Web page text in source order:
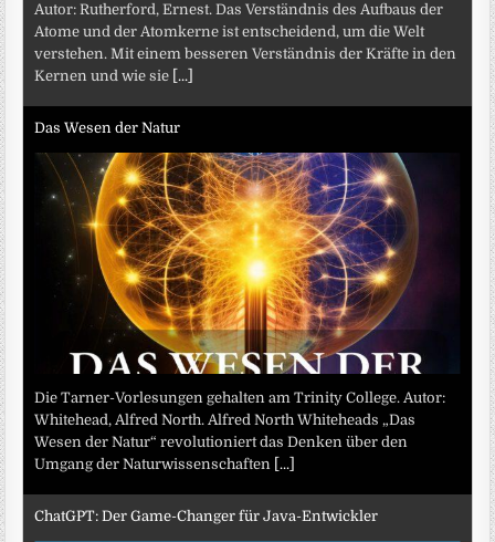
Autor: Rutherford, Ernest. Das Verständnis des Aufbaus der
Atome und der Atomkerne ist entscheidend, um die Welt
verstehen. Mit einem besseren Verständnis der Kräfte in den
Kernen und wie sie [...]
Das Wesen der Natur
Die Tarner-Vorlesungen gehalten am Trinity College. Autor:
Whitehead, Alfred North. Alfred North Whiteheads „Das
Wesen der Natur“ revolutioniert das Denken über den
Umgang der Naturwissenschaften [...]
ChatGPT: Der Game-Changer für Java-Entwickler